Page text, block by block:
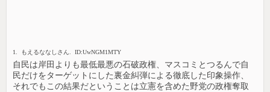
1. もえるななしさん. ID:UwNGM1MTY
自民は岸田よりも最低最悪の石破政権、マスコミとつるんで自
民だけをターゲットにした裏金糾弾による徹底した印象操作、
それでもこの結果だということは立憲を含めた野党の政権奪取